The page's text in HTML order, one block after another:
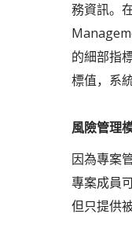
務資訊。
的細部指
標值，系
風險管理
因為專案
專案成員
但只提供